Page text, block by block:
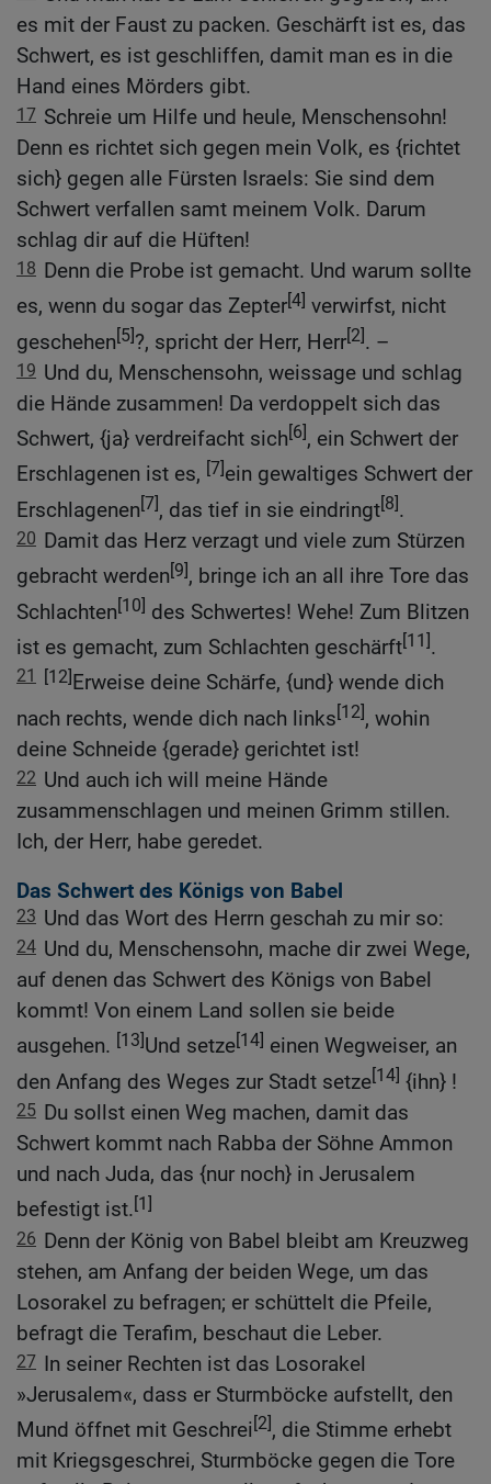
es mit der Faust zu packen. Geschärft ist es, das
Schwert, es ist geschliffen, damit man es in die
Hand eines Mörders gibt.
17 Schreie um Hilfe und heule, Menschensohn!
Denn es richtet sich gegen mein Volk, es {richtet
sich} gegen alle Fürsten Israels: Sie sind dem
Schwert verfallen samt meinem Volk. Darum
schlag dir auf die Hüften!
18 Denn die Probe ist gemacht. Und warum sollte
es, wenn du sogar das Zepter[4] verwirfst, nicht
geschehen[5]?, spricht der Herr, Herr[2]. –
19 Und du, Menschensohn, weissage und schlag
die Hände zusammen! Da verdoppelt sich das
Schwert, {ja} verdreifacht sich[6], ein Schwert der
Erschlagenen ist es, [7]ein gewaltiges Schwert der
Erschlagenen[7], das tief in sie eindringt[8].
20 Damit das Herz verzagt und viele zum Stürzen
gebracht werden[9], bringe ich an all ihre Tore das
Schlachten[10] des Schwertes! Wehe! Zum Blitzen
ist es gemacht, zum Schlachten geschärft[11].
21 [12]Erweise deine Schärfe, {und} wende dich
nach rechts, wende dich nach links[12], wohin
deine Schneide {gerade} gerichtet ist!
22 Und auch ich will meine Hände
zusammenschlagen und meinen Grimm stillen.
Ich, der Herr, habe geredet.
Das Schwert des Königs von Babel
23 Und das Wort des Herrn geschah zu mir so:
24 Und du, Menschensohn, mache dir zwei Wege,
auf denen das Schwert des Königs von Babel
kommt! Von einem Land sollen sie beide
ausgehen. [13]Und setze[14] einen Wegweiser, an
den Anfang des Weges zur Stadt setze[14] {ihn} !
25 Du sollst einen Weg machen, damit das
Schwert kommt nach Rabba der Söhne Ammon
und nach Juda, das {nur noch} in Jerusalem
befestigt ist.[1]
26 Denn der König von Babel bleibt am Kreuzweg
stehen, am Anfang der beiden Wege, um das
Losorakel zu befragen; er schüttelt die Pfeile,
befragt die Terafim, beschaut die Leber.
27 In seiner Rechten ist das Losorakel
»Jerusalem«, dass er Sturmböcke aufstellt, den
Mund öffnet mit Geschrei [2], die Stimme erhebt
mit Kriegsgeschrei, Sturmböcke gegen die Tore